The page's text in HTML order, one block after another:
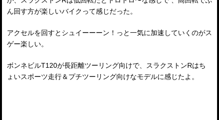
ん回す方が楽しいバイクって感じだった。
アクセルを回すとシュイーーーン！っと一気に加速していくのがス
ゲー楽しい。
ボンネビルT120が長距離ツーリング向けで、スラクストンRはち
ょいスポーツ走行＆プチツーリング向けなモデルに感じたよ。